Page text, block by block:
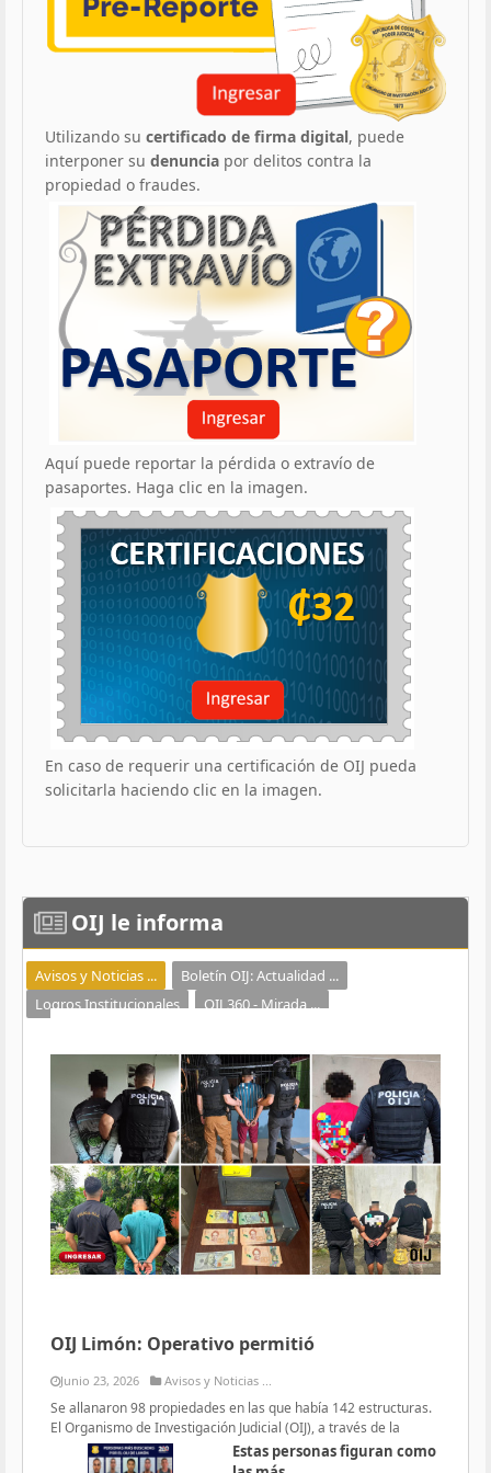
Utilizando su certificado de firma digital, puede
interponer su denuncia por delitos contra la
propiedad o fraudes.
Aquí puede reportar la pérdida o extravío de
pasaportes. Haga clic en la imagen.
En caso de requerir una certificación de OIJ pueda
solicitarla haciendo clic en la imagen.
OIJ le informa
Avisos y Noticias ...
Boletín OIJ: Actualidad ...
Logros Institucionales
OIJ 360 - Mirada ...
OIJ Limón: Operativo permitió
Junio 23, 2026 Avisos y Noticias ...
Se allanaron 98 propiedades en las que había 142 estructuras.
El Organismo de Investigación Judicial (OIJ), a través de la
Estas personas figuran como